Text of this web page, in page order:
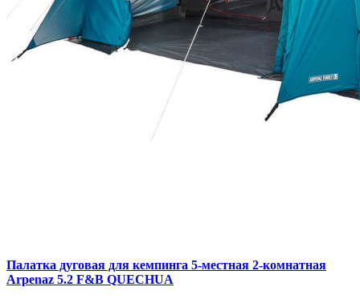
Палатка дуговая для кемпинга 5-местная 2-комнатная
Arpenaz 5.2 F&B QUECHUA